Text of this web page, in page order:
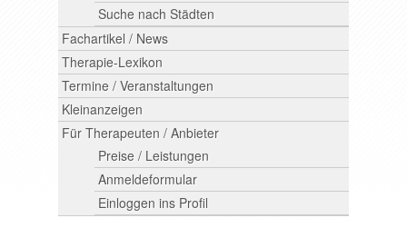
Suche nach Städten
Fachartikel / News
Therapie-Lexikon
Termine / Veranstaltungen
Kleinanzeigen
Für Therapeuten / Anbieter
Preise / Leistungen
Anmeldeformular
Einloggen ins Profil